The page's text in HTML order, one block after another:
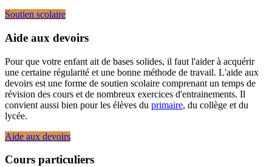
Soutien scolaire
Aide aux devoirs
Pour que votre enfant ait de bases solides, il faut l'aider à acquérir
une certaine régularité et une bonne méthode de travail. L'aide aux
devoirs est une forme de soutien scolaire comprenant un temps de
révision des cours et de nombreux exercices d'entrainements. Il
convient aussi bien pour les élèves du primaire, du collège et du
lycée.
Aide aux devoirs
Cours particuliers